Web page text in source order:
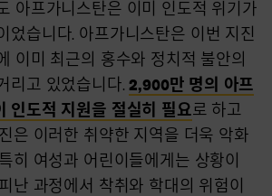
아프가니스탄은 이미 인도적 위기가
었습니다. 아프가니스탄은 이번 지진
이미 최근의 홍수와 정치적 불안의
리고 있었습니다.2,900만 명의 아프
인도적 지원을 절실히 필요로 하고
은 이러한 취약한 지역을 더욱 악화
히 여성과 어린이들에게는 상황이
난 과정에서 착취와 학대의 위험이